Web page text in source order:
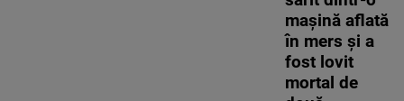
mașină aflată
în mers și a
fost lovit
mortal de